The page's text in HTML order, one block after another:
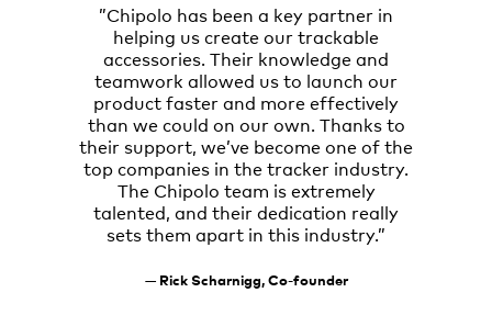
”Chipolo has been a key partner in
helping us create our trackable
accessories. Their knowledge and
teamwork allowed us to launch our
product faster and more effectively
than we could on our own. Thanks to
their support, we’ve become one of the
top companies in the tracker industry.
The Chipolo team is extremely
talented, and their dedication really
sets them apart in this industry.”
— Rick Scharnigg, Co-founder